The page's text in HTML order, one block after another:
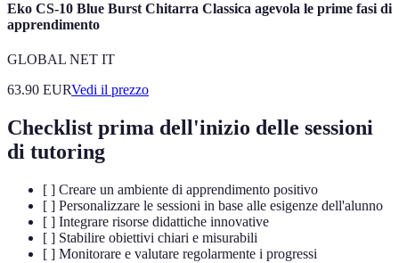
Eko CS-10 Blue Burst Chitarra Classica agevola le prime fasi di
apprendimento
GLOBAL NET IT
63.90 EURVedi il prezzo
Checklist prima dell'inizio delle sessioni
di tutoring
[ ] Creare un ambiente di apprendimento positivo
[ ] Personalizzare le sessioni in base alle esigenze dell'alunno
[ ] Integrare risorse didattiche innovative
[ ] Stabilire obiettivi chiari e misurabili
[ ] Monitorare e valutare regolarmente i progressi